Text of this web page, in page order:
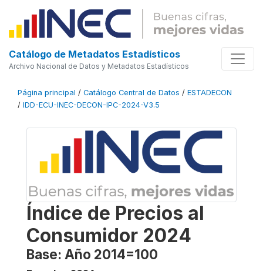
Catálogo de Metadatos Estadísticos
Archivo Nacional de Datos y Metadatos Estadísticos
Página principal / Catálogo Central de Datos / ESTADECON
/ IDD-ECU-INEC-DECON-IPC-2024-V3.5
Índice de Precios al
Consumidor 2024
Base: Año 2014=100